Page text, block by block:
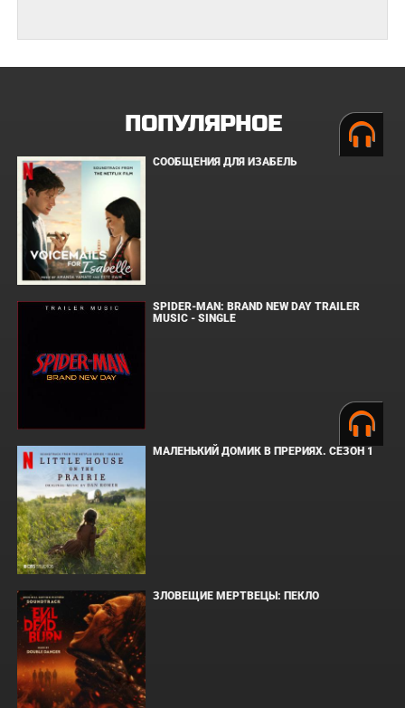
ПОПУЛЯРНОЕ
СООБЩЕНИЯ ДЛЯ ИЗАБЕЛЬ
SPIDER-MAN: BRAND NEW DAY TRAILER
MUSIC - SINGLE
МАЛЕНЬКИЙ ДОМИК В ПРЕРИЯХ. СЕЗОН 1
ЗЛОВЕЩИЕ МЕРТВЕЦЫ: ПЕКЛО